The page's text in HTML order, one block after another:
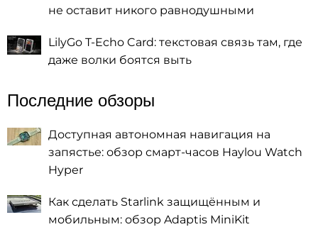
не оставит никого равнодушными
LilyGo T-Echo Card: текстовая связь там, где
даже волки боятся выть
Последние обзоры
Доступная автономная навигация на
запястье: обзор смарт-часов Haylou Watch
Hyper
Как сделать Starlink защищённым и
мобильным: обзор Adaptis MiniKit